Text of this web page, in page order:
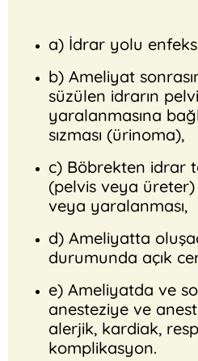
a) İdrar yolu
b) Ameliyat
süzülen idrarın
yaralanmasına
sızması (ürinoma),
c) Böbrekten idrar
(pelvis veya üreter)
veya yaralanması,
d) Ameliyatta
durumunda açık
e) Ameliyatda ve
anesteziye ve
alerjik, kardiak,
komplikasyon.